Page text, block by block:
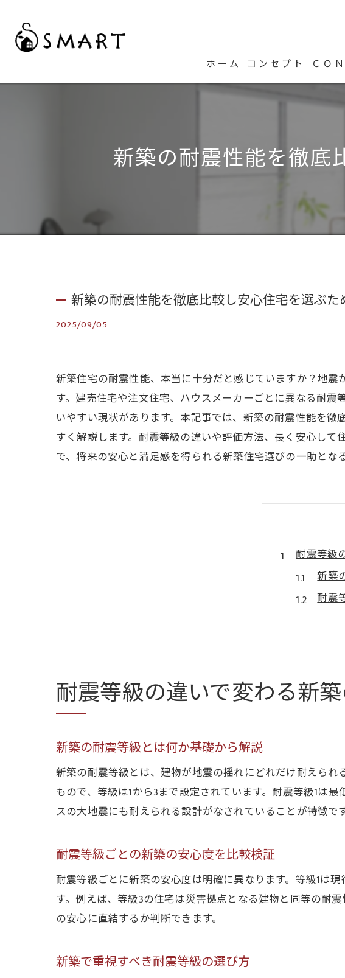
ホーム コンセプト
代表あいさつ
ＣＯ
HOMA
長く
新築の耐震性能を徹底
新築の耐震性能を徹底比較し安心住宅を選ぶ
2025/09/05
新築住宅の耐震性能、本当に十分だと感じていますか？地
す。建売住宅や注文住宅、ハウスメーカーごとに異なる耐
いやすい現状があります。本記事では、新築の耐震性能を
すく解説します。耐震等級の違いや評価方法、長く安心し
で、将来の安心と満足感を得られる新築住宅選びの一助とな
耐震等級
新築
耐震
新
耐震
最新
新築
新築
耐震
新築
耐震
耐震等級の違いで変わる新
新築の耐震等級とは何か基礎から解説
新築の耐震等級とは、建物が地震の揺れにどれだけ耐えら
もので、等級は1から3まで設定されています。耐震等級1は
スの大地震にも耐えられる設計がなされていることが特徴で
耐震等級ごとの新築の安心度を比較検証
耐震等級ごとに新築の安心度は明確に異なります。等級1は
す。例えば、等級3の住宅は災害拠点となる建物と同等の耐
の安心に直結するか判断できます。
新築で重視すべき耐震等級の選び方